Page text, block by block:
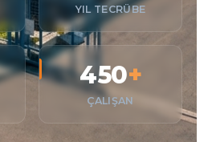
YIL TECRÜBE
450+
ÇALIŞAN